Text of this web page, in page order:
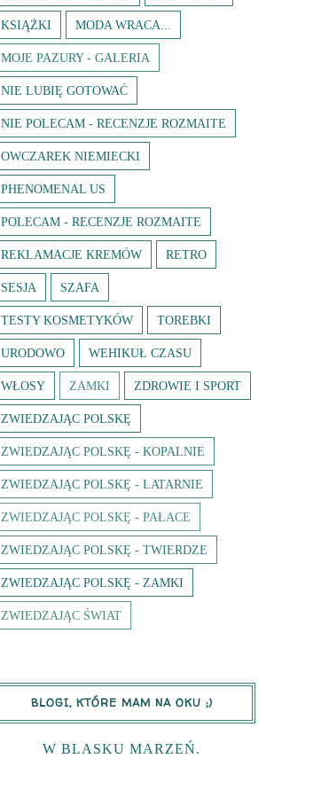
KSIĄŻKI MODA WRACA...
MOJE PAZURY - GALERIA
NIE LUBIĘ GOTOWAĆ
NIE POLECAM - RECENZJE ROZMAITE
OWCZAREK NIEMIECKI
PHENOMENAL US
POLECAM - RECENZJE ROZMAITE
REKLAMACJE KREMÓW RETRO
SESJA SZAFA
TESTY KOSMETYKÓW TOREBKI
URODOWO WEHIKUŁ CZASU
WŁOSY ZAMKI ZDROWIE I SPORT
ZWIEDZAJĄC POLSKĘ
ZWIEDZAJĄC POLSKĘ - KOPALNIE
ZWIEDZAJĄC POLSKĘ - LATARNIE
ZWIEDZAJĄC POLSKĘ - PAŁACE
ZWIEDZAJĄC POLSKĘ - TWIERDZE
ZWIEDZAJĄC POLSKĘ - ZAMKI
ZWIEDZAJĄC ŚWIAT
BLOGI, KTÓRE MAM NA OKU ;)
W BLASKU MARZEŃ.